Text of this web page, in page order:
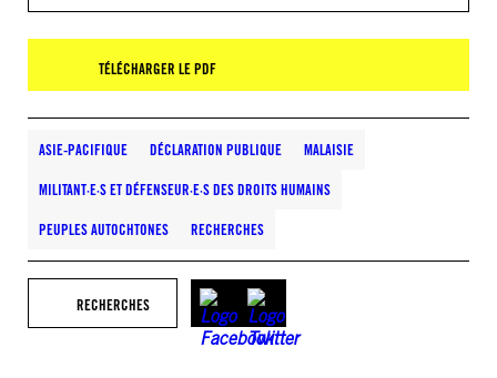
TÉLÉCHARGER LE PDF
ASIE-PACIFIQUE DÉCLARATION PUBLIQUE MALAISIE
MILITANT·E·S ET DÉFENSEUR·E·S DES DROITS HUMAINS
PEUPLES AUTOCHTONES RECHERCHES
RECHERCHES